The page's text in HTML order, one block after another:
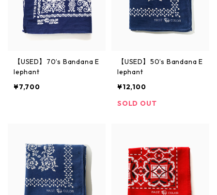
【USED】70’s Bandana E
lephant
¥7,700
【USED】50’s Bandana E
lephant
¥12,100
SOLD OUT